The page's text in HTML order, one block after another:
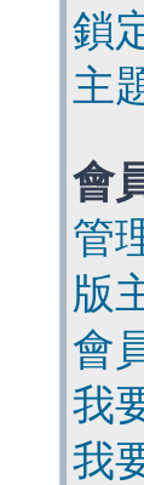
鎖
主
會
管
版
會
我
我